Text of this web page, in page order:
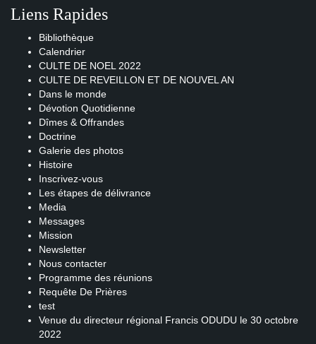
Liens Rapides
Bibliothèque
Calendrier
CULTE DE NOEL 2022
CULTE DE REVEILLON ET DE NOUVEL AN
Dans le monde
Dévotion Quotidienne
Dîmes & Offrandes
Doctrine
Galerie des photos
Histoire
Inscrivez-vous
Les étapes de délivrance
Media
Messages
Mission
Newsletter
Nous contacter
Programme des réunions
Requête De Prières
test
Venue du directeur régional Francis ODUDU le 30 octobre
2022